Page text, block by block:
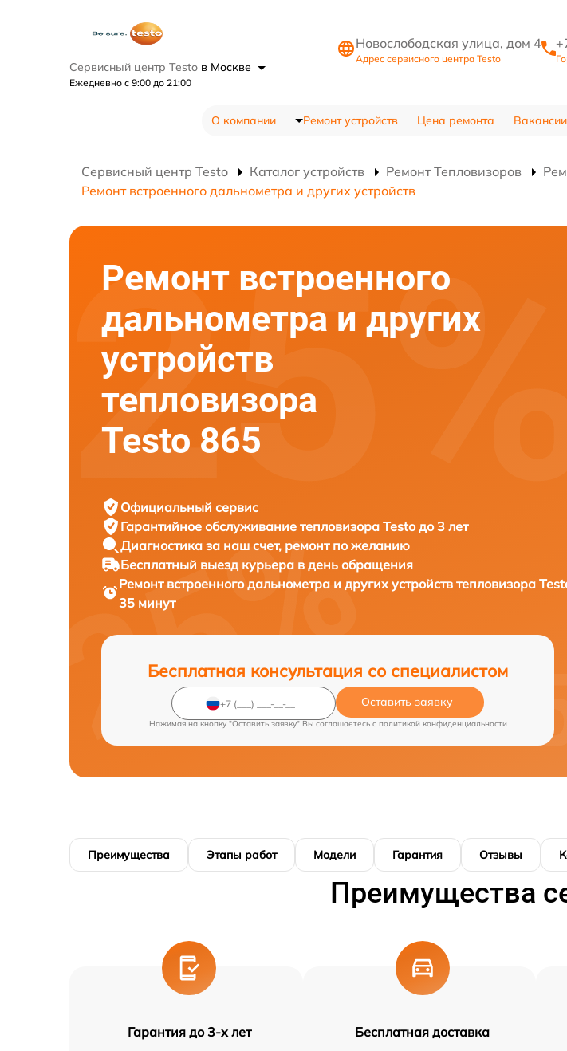
Сервисный центр Testo в Москве
Ежедневно с 9:00 до 21:00
Новослободская улица, дом 4
Адрес сервисного центра Testo
О компании Ремонт устройств Цена ремонта Вакансии
Сервисный центр Testo Каталог устройств Ремонт Тепловизоров
Ремонт встроенного дальнометра и других устройств
Ремонт встроенного
дальнометра и других
устройств
тепловизора
Testo 865
Официальный сервис
Гарантийное обслуживание тепловизора Testo до 3 лет
Диагностика за наш счет, ремонт по желанию
Бесплатный выезд курьера в день обращения
Ремонт встроенного дальнометра и других устройств тепловизора
35 минут
Бесплатная консультация со специалистом
Оставить заявку
Нажимая на кнопку "Оставить заявку" Вы соглашаетесь c политикой конфиденциальности
Преимущества Этапы работ Модели Гарантия Отзывы
Преимущества
Гарантия до 3-х лет Бесплатная доставка